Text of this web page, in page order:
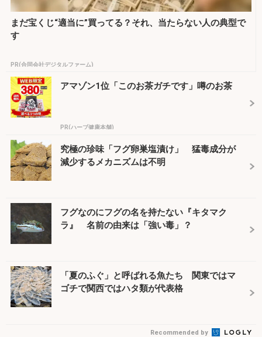
まだ宝くじ“適当に”買ってる？それ、当たらない人の典型で
す
PR(合同会社デジタルファーム)
アマゾン1位「このお茶ガチです」噂のお茶
PR(ハーブ健康本舗)
究極の珍味「フグ卵巣塩漬け」 猛毒成分が
減少するメカニズムは不明
フグなのにフグの名を持たない『キタマク
ラ』 名前の由来は「強い毒」？
「夏のふぐ」と呼ばれる魚たち 関東ではマ
ゴチで関西ではハタ類が代表格
Recommended by